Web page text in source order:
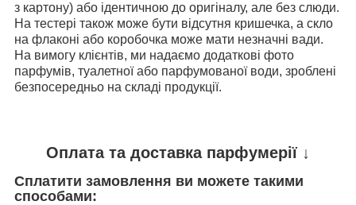
з картону) або ідентичною до оригіналу, але без слюди.
На тестері також може бути відсутня кришечка, а скло
на флаконі або коробочка може мати незначні вади.
На вимогу клієнтів, ми надаємо додаткові фото
парфумів, туалетної або парфумованої води, зроблені
безпосередньо на складі продукції.
Оплата та доставка парфумерії ↓
Сплатити замовлення ви можете такими
способами: